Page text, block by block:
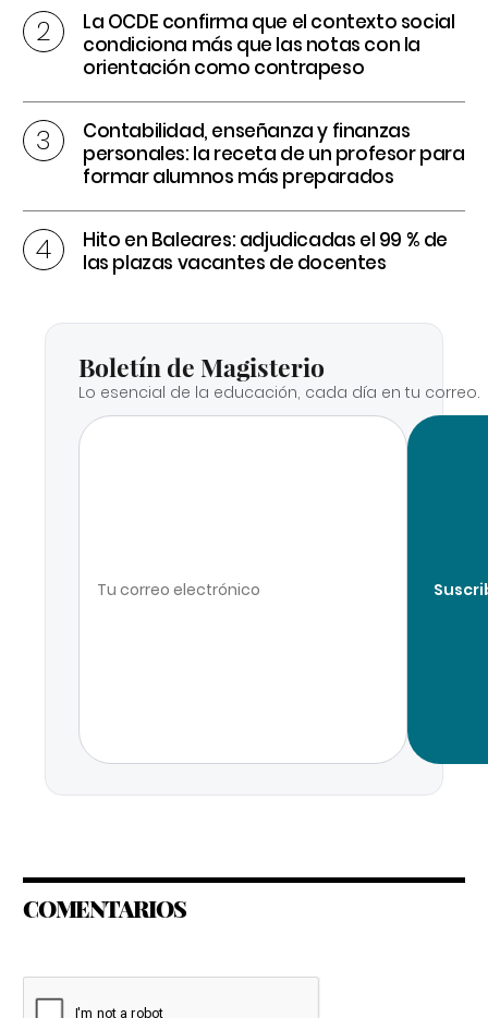
La OCDE confirma que el contexto social
condiciona más que las notas con la
orientación como contrapeso
Contabilidad, enseñanza y finanzas
personales: la receta de un profesor para
formar alumnos más preparados
Hito en Baleares: adjudicadas el 99 % de
las plazas vacantes de docentes
Boletín de Magisterio
Lo esencial de la educación, cada día en tu correo.
COMENTARIOS